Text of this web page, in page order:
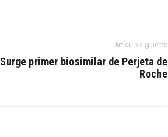
Artículo siguiente
Surge primer biosimilar de Perjeta de
Roche